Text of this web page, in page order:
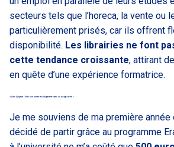
secteurs tels que l’horeca, la vente ou
particulièrement prisés, car ils offrent
disponibilité. Les librairies ne font
cette tendance croissante, attirant
en quête d’une expérience formatrice.
Julien (Angers) « Vivre une année en Angleterre avec un budget serré »
Je me souviens de ma première année
décidé de partir grâce au programme